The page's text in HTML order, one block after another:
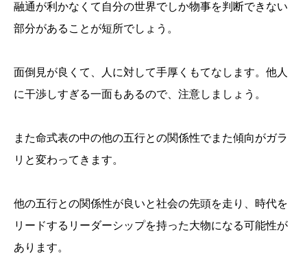
融通が利かなくて自分の世界でしか物事を判断できない
部分があることが短所でしょう。
面倒見が良くて、人に対して手厚くもてなします。他人
に干渉しすぎる一面もあるので、注意しましょう。
また命式表の中の他の五行との関係性でまた傾向がガラ
リと変わってきます。
他の五行との関係性が良いと社会の先頭を走り、時代を
リードするリーダーシップを持った大物になる可能性が
あります。